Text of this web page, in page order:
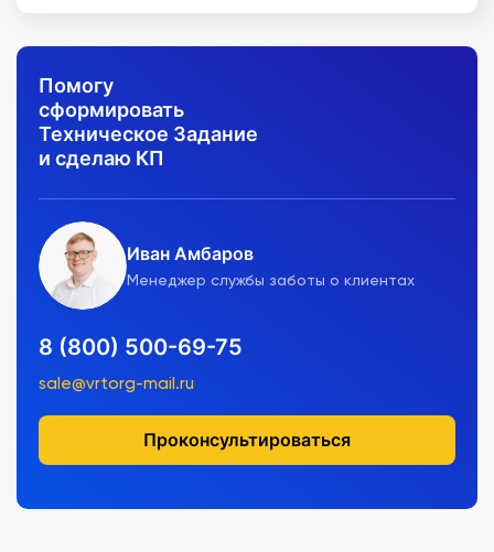
Помогу
сформировать
Техническое Задание
и сделаю КП
Иван Амбаров
Менеджер службы заботы о клиентах
8 (800) 500-69-75
sale@vrtorg-mail.ru
Проконсультироваться